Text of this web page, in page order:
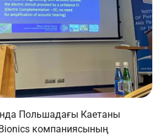
Польшадағы Каетаны
компаниясының